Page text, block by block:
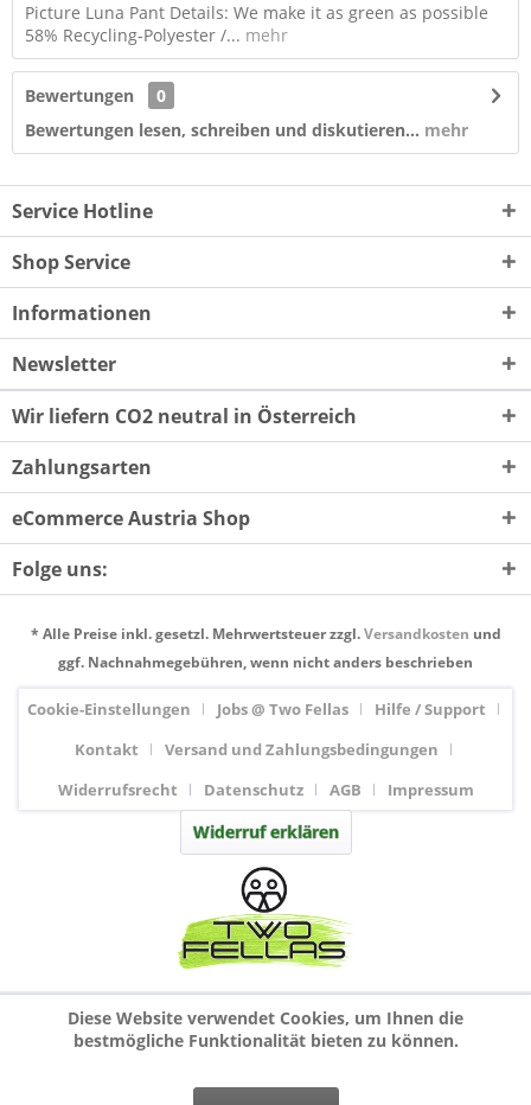
Picture Luna Pant Details: We make it as green as possible
58% Recycling-Polyester /... mehr
Bewertungen
0
Bewertungen lesen, schreiben und diskutieren... mehr
Service Hotline
Shop Service
Informationen
Newsletter
Wir liefern CO2 neutral in Österreich
Zahlungsarten
eCommerce Austria Shop
Folge uns:
* Alle Preise inkl. gesetzl. Mehrwertsteuer zzgl.Versandkosten und
ggf. Nachnahmegebühren, wenn nicht anders beschrieben
Cookie-Einstellungen Jobs @ Two Fellas
Hilfe / Support
Kontakt
Versand und Zahlungsbedingungen
Widerrufsrecht
Datenschutz AGB Impressum
Widerruf erklären
Diese Website verwendet Cookies, um Ihnen die
bestmögliche Funktionalität bieten zu können.